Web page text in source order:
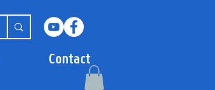
Contact